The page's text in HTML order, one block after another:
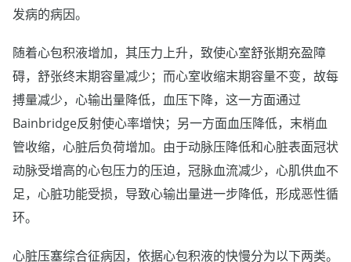
发病的病因。
随着心包积液增加，其压力上升，致使心室舒张期充盈障
碍，舒张终末期容量减少；而心室收缩末期容量不变，故每
搏量减少，心输出量降低，血压下降，这一方面通过
Bainbridge反射使心率增快；另一方面血压降低，末梢血
管收缩，心脏后负荷增加。由于动脉压降低和心脏表面冠状
动脉受增高的心包压力的压迫，冠脉血流减少，心肌供血不
足，心脏功能受损，导致心输出量进一步降低，形成恶性循
环。
心脏压塞综合征病因，依据心包积液的快慢分为以下两类。